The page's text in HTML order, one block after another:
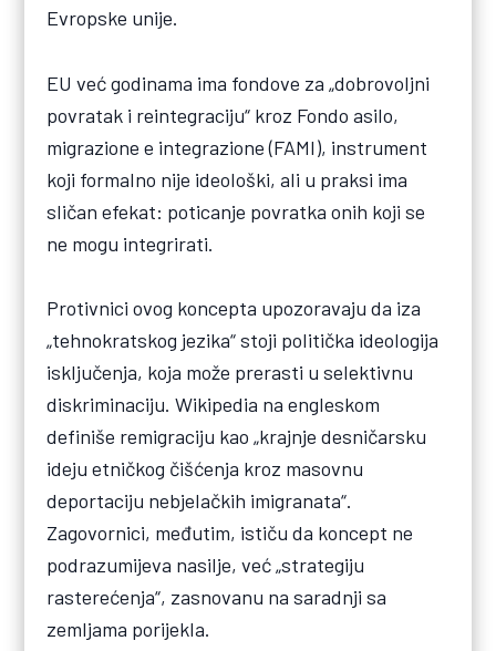
Evropske unije.
EU već godinama ima fondove za „dobrovoljni
povratak i reintegraciju“ kroz Fondo asilo,
migrazione e integrazione (FAMI), instrument
koji formalno nije ideološki, ali u praksi ima
sličan efekat: poticanje povratka onih koji se
ne mogu integrirati.
Protivnici ovog koncepta upozoravaju da iza
„tehnokratskog jezika“ stoji politička ideologija
isključenja, koja može prerasti u selektivnu
diskriminaciju. Wikipedia na engleskom
definiše remigraciju kao „krajnje desničarsku
ideju etničkog čišćenja kroz masovnu
deportaciju nebjelačkih imigranata“.
Zagovornici, međutim, ističu da koncept ne
podrazumijeva nasilje, već „strategiju
rasterećenja“, zasnovanu na saradnji sa
zemljama porijekla.